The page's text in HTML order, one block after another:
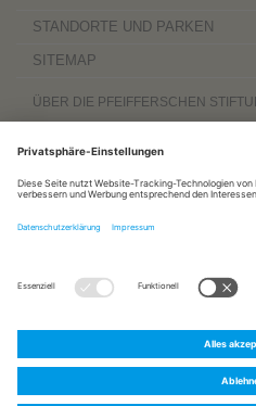
STANDORTE UND PARKEN
SITEMAP
ÜBER DIE PFEIFFERSCHEN
Komplexträger und bieten
Menschen mit Behinderung, außerdem
hinaus sind sie zu 100 Prozent am
www.pfeiffersche-stiftungen.de
ZERTIFIZIERUNG